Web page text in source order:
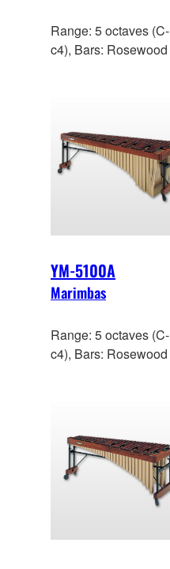
Range: 5 octaves (C-
c4), Bars: Rosewood
YM-5100A
Marimbas
Range: 5 octaves (C-
c4), Bars: Rosewood